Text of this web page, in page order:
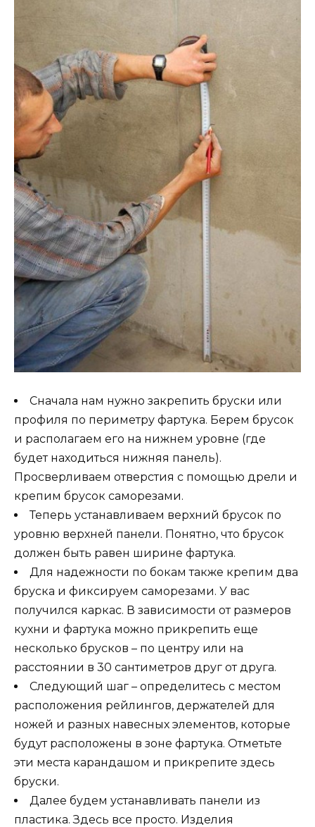
Сначала нам нужно закрепить бруски или
профиля по периметру фартука. Берем брусок
и располагаем его на нижнем уровне (где
будет находиться нижняя панель).
Просверливаем отверстия с помощью дрели и
крепим брусок саморезами.
Теперь устанавливаем верхний брусок по
уровню верхней панели. Понятно, что брусок
должен быть равен ширине фартука.
Для надежности по бокам также крепим два
бруска и фиксируем саморезами. У вас
получился каркас. В зависимости от размеров
кухни и фартука можно прикрепить еще
несколько брусков – по центру или на
расстоянии в 30 сантиметров друг от друга.
Следующий шаг – определитесь с местом
расположения рейлингов, держателей для
ножей и разных навесных элементов, которые
будут расположены в зоне фартука. Отметьте
эти места карандашом и прикрепите здесь
бруски.
Далее будем устанавливать панели из
пластика. Здесь все просто. Изделия